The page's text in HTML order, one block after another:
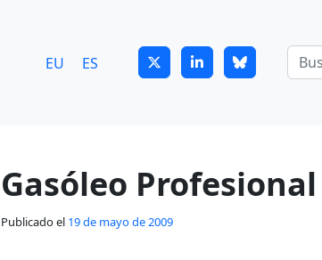
EU ES
Gasóleo
Publicado el 19 de mayo de 2009